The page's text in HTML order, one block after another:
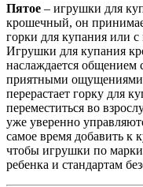
Пятое – игрушки для
крошечный, он
горки для купания или
Игрушки для купания
наслаждается общением
приятными
перерастает горку для
переместиться во
уже уверенно
самое время добавить к
чтобы игрушки по
ребенка и стандартам